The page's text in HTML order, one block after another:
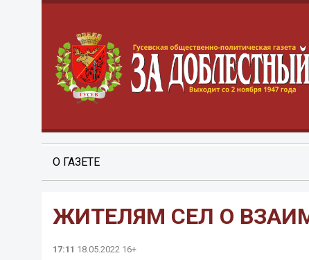
О ГАЗЕТЕ
ЖИТЕЛЯМ СЕЛ О
17:11 18.05.2022 16+